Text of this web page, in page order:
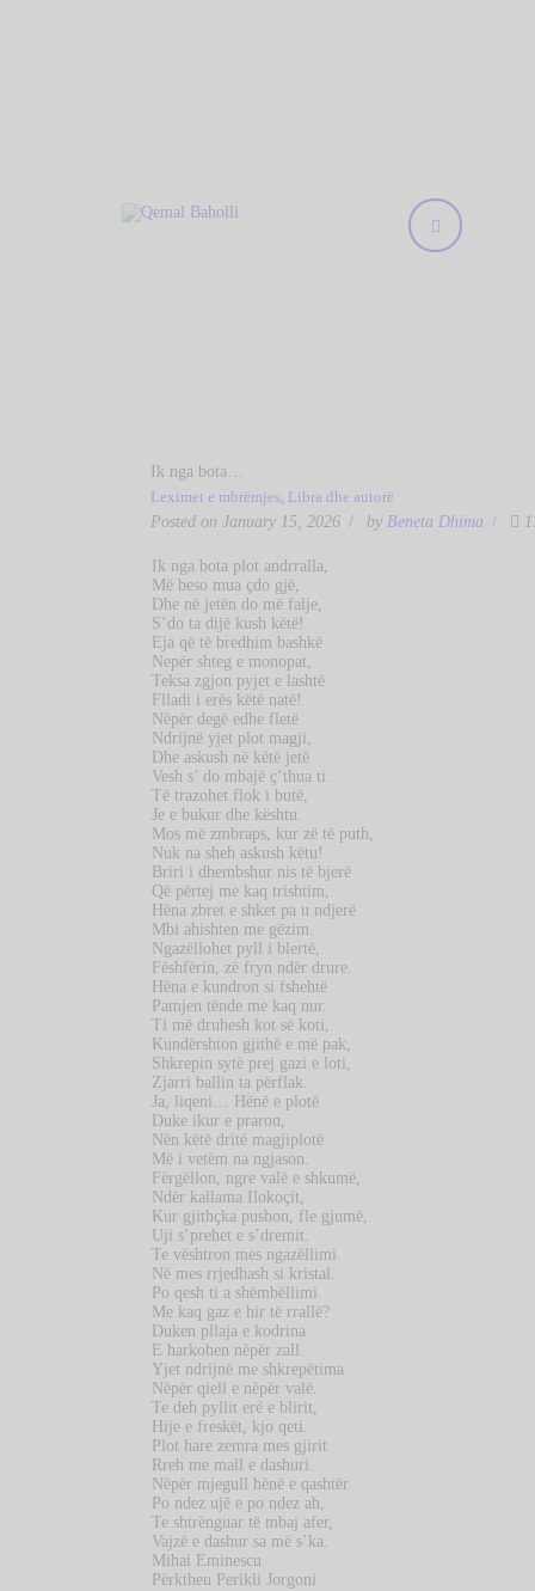
KOLEKSIONE
Ik nga bota…
Leximet e mbrëmjes, Libra dhe autorë
Posted on January 15, 2026 by Beneta Dhima
Ik nga bota plot andrralla,
Më beso mua çdo gjë,
Dhe në jetën do më falje,
S’do ta dijë kush këtë!
Eja që të bredhim bashkë
Nepër shteg e monopat,
Teksa zgjon pyjet e lashtë
Flladi i erës këtë natë!
Nëpër degë edhe fletë
Ndrijnë yjet plot magji,
Dhe askush në këtë jetë
Vesh s’ do mbajë ç’thua ti.
Të trazohet flok i butë,
Je e bukur dhe kështu.
Mos më zmbraps, kur zë të puth,
Nuk na sheh askush këtu!
Briri i dhembshur nis të bjerë
Që përtej me kaq trishtim,
Hëna zbret e shket pa u ndjerë
Mbi ahishten me gëzim.
Ngazëllohet pyll i blertë,
Fëshfërin, zë fryn ndër drure.
Hëna e kundron si fshehtë
Pamjen tënde me kaq nur.
Ti më druhesh kot së koti,
Kundërshton gjithë e më pak,
Shkrepin sytë prej gazi e loti,
Zjarri ballin ta përflak.
Ja, liqeni… Hënë e plotë
Duke ikur e praron,
Nën këtë dritë magjiplotë
Më i vetëm na ngjason.
Fërgëllon, ngre valë e shkumë,
Ndër kallama Ilokoçit,
Kur gjithçka pushon, fle gjumë,
Uji s’prehet e s’dremit.
Te vështron mes ngazëllimi
Në mes rrjedhash si kristal.
Po qesh ti a shëmbëllimi
Me kaq gaz e hir të rrallë?
Duken pllaja e kodrina
E harkohen nëpër zall.
Yjet ndrijnë me shkrepëtima
Nëpër qiell e nëpër valë.
Te deh pyllit erë e blirit,
Hije e freskët, kjo qeti.
Plot hare zemra mes gjirit
Rreh me mall e dashuri.
Nëpër mjegull hënë e qashtër
Po ndez ujë e po ndez ah,
Te shtrënguar të mbaj afer,
Vajzë e dashur sa më s’ka.
Mihai Eminescu
Përktheu Perikli Jorgoni